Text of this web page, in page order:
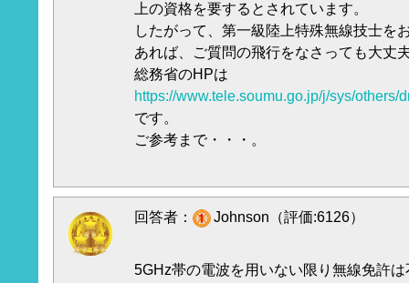
上の資格を要するとされています。
したがって、第一級陸上特殊無線技士を
あれば、ご質問の飛行をなさっても大丈
総務省のHPは
https://www.tele.soumu.go.jp/j/sys/others/
です。
ご参考まで・・・。
回答者： Johnson（評価:6126）
5GHz帯の電波を用いない限り無線免許